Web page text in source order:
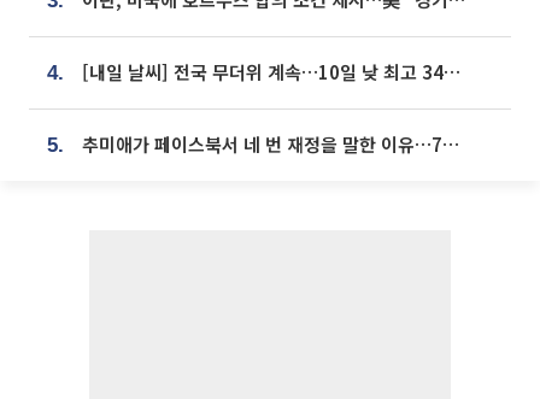
4. [내일 날씨] 전국 무더위 계속…10일 낮 최고 34도 육박
5. 추미애가 페이스북서 네 번 재정을 말한 이유…7700억 추경 열쇠는 도의회에